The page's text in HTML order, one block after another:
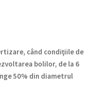
când condiţiile de
bolilor, de la 6
50% din diametrul